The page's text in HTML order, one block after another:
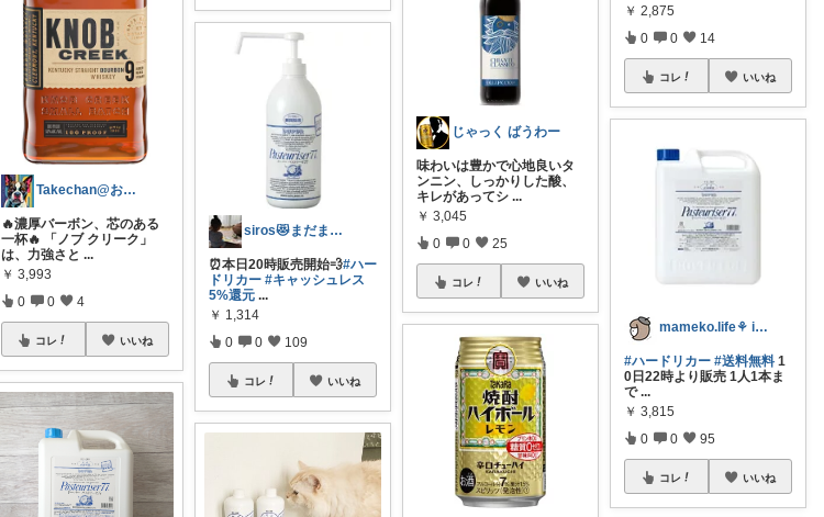
Takechan@お酒と暮らしのセレクト
🔥濃厚バーボン、芯のある
一杯🔥 「ノブ クリーク」
は、力強さと ...
￥ 3,993
0 0 4
コレ いいね
siros😻まだまだルームで走ります❣️
⏰本日20時販売開始💨#ハー
ドリカー #キャッシュレス
5%還元 ...
￥ 1,314
0 0 109
コレ いいね
じゃっく ばうわー
味わいは豊かで心地良いタ
ンニン、しっかりした酸、
キレがあってシ ...
￥ 3,045
0 0 25
コレ いいね
￥ 2,875
0 0 14
コレ いいね
mameko.life⚘ ig毎日更新
#ハードリカー #送料無料 1
0日22時より販売 1人1本ま
で ...
￥ 3,815
0 0 95
コレ いいね